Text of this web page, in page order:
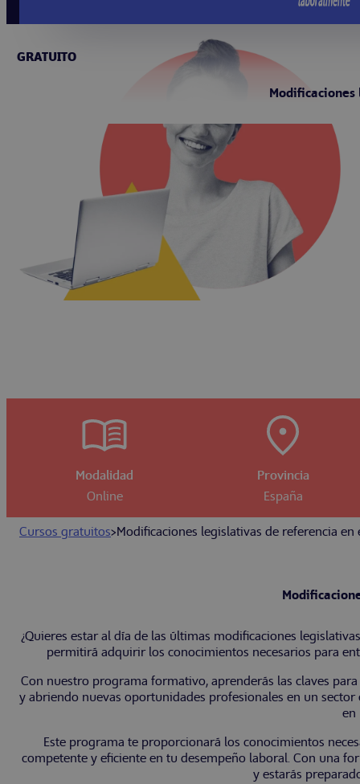
GRATUITO
Modalidad
Online
Provincia
España
Cursos gratuitos>Modificaciones legislativas de referencia
¿Quieres estar al día de las últimas modificaciones
permitirá adquirir los conocimientos necesarios para
Con nuestro programa formativo, aprenderás las claves
y abriendo nuevas oportunidades profesionales en un
en
Este programa te proporcionará los conocimientos
competente y eficiente en tu desempeño laboral. Con una
y estarás